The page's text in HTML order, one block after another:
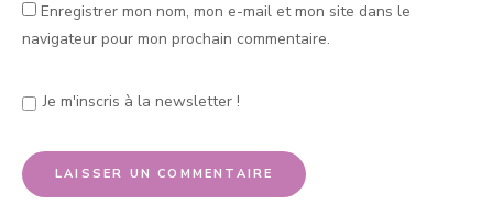
Enregistrer mon nom, mon e-mail et mon site dans le
navigateur pour mon prochain commentaire.
Je m'inscris à la newsletter !